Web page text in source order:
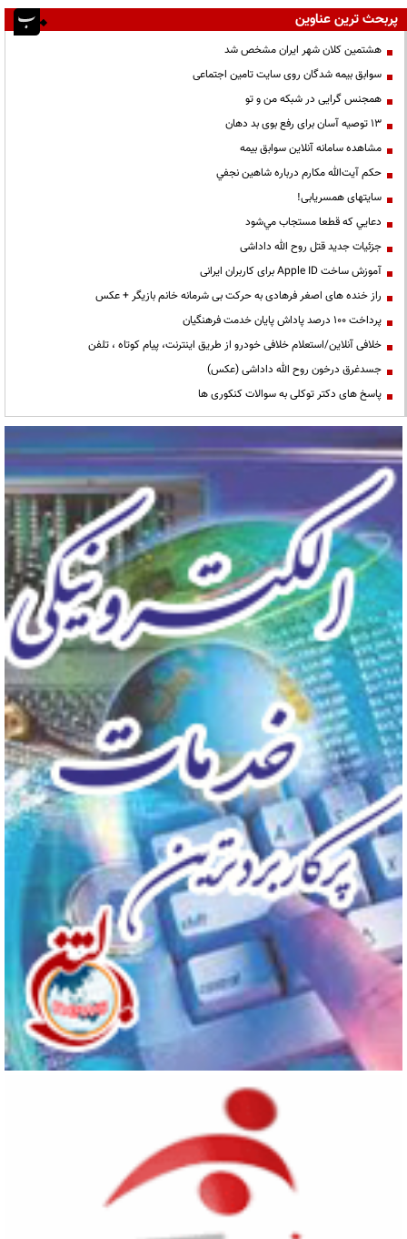
پربحث ترین عناوین
هشتمین کلان شهر ایران مشخص شد
سوابق بیمه شدگان روی سایت تامین اجتماعی
همجنس گرایی در شبکه من و تو
13 توصیه آسان برای رفع بوی بد دهان
مشاهده سامانه آنلاين سوابق بیمه
حكم آيت‌الله مكارم درباره شاهين نجفي
سایتهای همسریابی!
دعايي كه قطعا مستجاب مي‌شود
جزئیات جدید قتل روح الله داداشی
آموزش ساخت Apple ID برای کاربران ایرانی
راز خنده های اصغر فرهادی به حرکت بی شرمانه خانم بازیگر + عکس
پرداخت ۱۰۰ درصد پاداش پایان خدمت فرهنگیان
خلافی آنلاین/استعلام خلافی خودرو از طریق اینترنت، پیام کوتاه ، تلفن
جسدغرق درخون روح الله داداشی (عکس)
پاسخ های دکتر توکلی به سوالات کنکوری ها